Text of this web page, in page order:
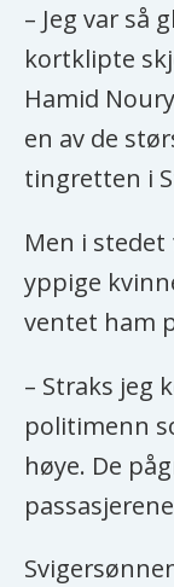
– Jeg var så
kortklipte
Hamid
en av de
tingretten i
Men i
yppige
ventet ham
– Straks jeg
politimenn
høye. De